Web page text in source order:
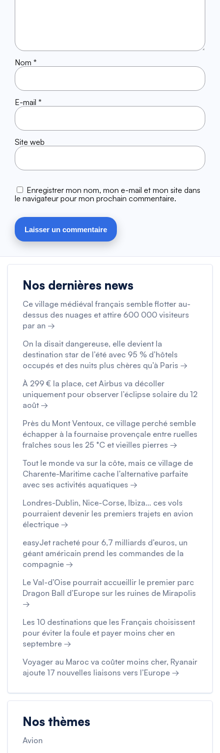
Nom *
E-mail *
Site web
Enregistrer mon nom, mon e-mail et mon site dans
le navigateur pour mon prochain commentaire.
Nos dernières news
Ce village médiéval français semble flotter au-
dessus des nuages et attire 600 000 visiteurs
par an →
On la disait dangereuse, elle devient la
destination star de l’été avec 95 % d’hôtels
occupés et des nuits plus chères qu’à Paris →
À 299 € la place, cet Airbus va décoller
uniquement pour observer l’éclipse solaire du 12
août →
Près du Mont Ventoux, ce village perché semble
échapper à la fournaise provençale entre ruelles
fraîches sous les 25 °C et vieilles pierres →
Tout le monde va sur la côte, mais ce village de
Charente-Maritime cache l’alternative parfaite
avec ses activités aquatiques →
Londres-Dublin, Nice-Corse, Ibiza… ces vols
pourraient devenir les premiers trajets en avion
électrique →
easyJet racheté pour 6,7 milliards d’euros, un
géant américain prend les commandes de la
compagnie →
Le Val-d’Oise pourrait accueillir le premier parc
Dragon Ball d’Europe sur les ruines de Mirapolis
→
Les 10 destinations que les Français choisissent
pour éviter la foule et payer moins cher en
septembre →
Voyager au Maroc va coûter moins cher, Ryanair
ajoute 17 nouvelles liaisons vers l’Europe →
Nos thèmes
Avion